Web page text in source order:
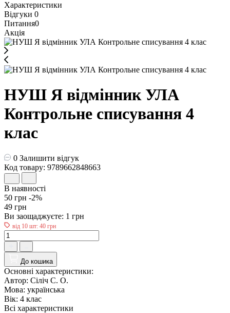
Характеристики
Відгуки 0
Питання0
Акція
НУШ Я відмінник УЛА
Контрольне списування 4
клас
0 Залишити відгук
Код товару: 9789662848663
В наявності
50 грн -2%
49 грн
Ви заощаджуєте: 1 грн
від 10 шт: 40 грн
До кошика
Основні характеристики:
Автор: Сіліч С. О.
Мова: українська
Вік: 4 клас
Всі характеристики